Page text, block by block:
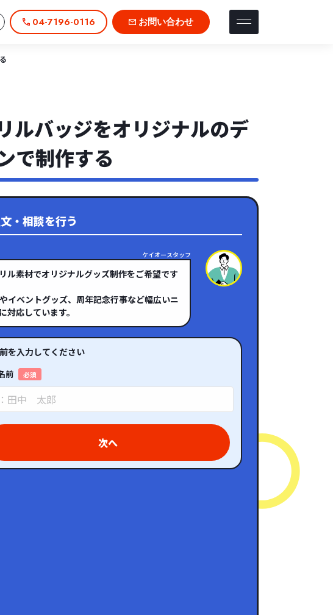
04-7196-0116 お問い合わせ
ルバッジをオリジナルのデ
で制作する
・相談を行う
ケイオースタッフ
ル素材でオリジナルグッズ制作をご希望です
イベントグッズ、周年記念行事など幅広いニ
対応しています。
を入力してください
前 必須
次へ